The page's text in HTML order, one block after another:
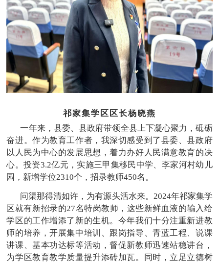
祁家集学区区长杨晓燕
一年来，县委、县政府带领全县上下凝心聚力，砥砺
奋进。作为教育工作者，我深切感受到了县委、县政府
以人民为中心的发展思想，着力办好人民满意教育的决
心。投资3.2亿元，实施三甲集移民中学、李家河村幼儿
园，新增学位2310个，招录教师450名。
问渠那得清如许，为有源头活水来。2024年祁家集学
区就有新招录的27名特岗教师，这些新鲜血液的输入给
学区的工作增添了新的生机。今年我们十分注重新进教
师的培养，开展集中培训、跟岗指导、青蓝工程、说课
讲课、基本功达标等活动，督促新教师迅速站稳讲台，
为学区教育教学质量提升添砖加瓦。同时，立足立德树